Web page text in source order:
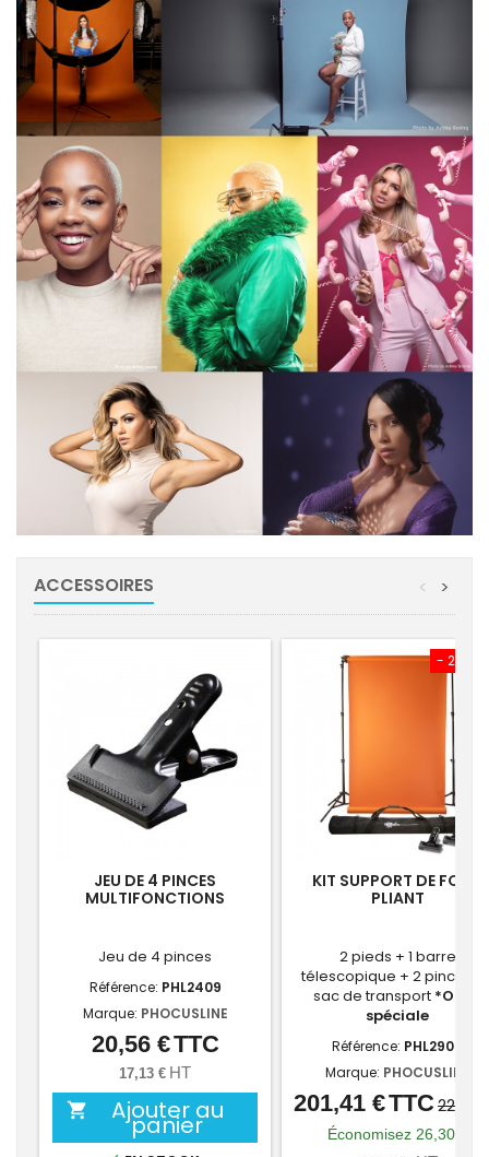
ACCESSOIRES >
<
JEU DE 4 PINCES
MULTIFONCTIONS
Jeu de 4 pinces
Référence: PHL2409
Marque: PHOCUSLINE
Prix
20,56 €TTC
17,13 € HT
 Ajouter au
panier
- 26,30
KIT SUPPORT DE FOND
PLIANT
2 pieds + 1 barre
télescopique + 2 pinces +
sac de transport *Offre
spéciale
Référence: PHL2900
Marque: PHOCUSLINE
Prix
Prix
de
201,41 €TTC
Économisez 26,30 €